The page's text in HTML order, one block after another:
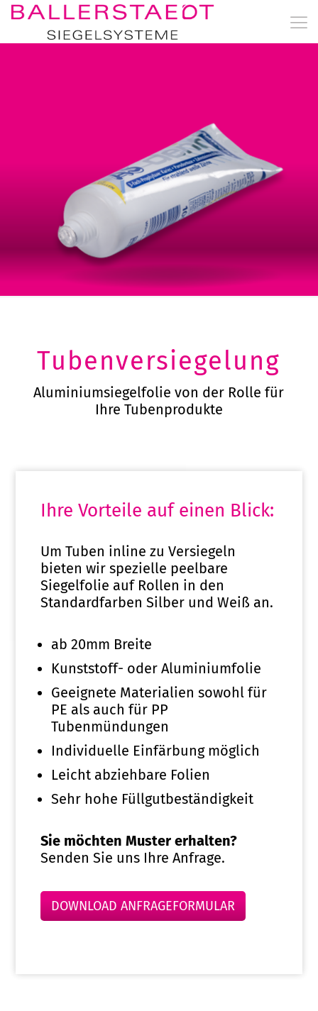
Tubenversiegelung
Aluminiumsiegelfolie von der Rolle für
Ihre Tubenprodukte
Ihre Vorteile auf einen Blick:
Um Tuben inline zu Versiegeln
bieten wir spezielle peelbare
Siegelfolie auf Rollen in den
Standardfarben Silber und Weiß an.
ab 20mm Breite
Kunststoff- oder Aluminiumfolie
Geeignete Materialien sowohl für
PE als auch für PP
Tubenmündungen
Individuelle Einfärbung möglich
Leicht abziehbare Folien
Sehr hohe Füllgutbeständigkeit
Sie möchten Muster erhalten?
Senden Sie uns Ihre Anfrage.
DOWNLOAD ANFRAGEFORMULAR